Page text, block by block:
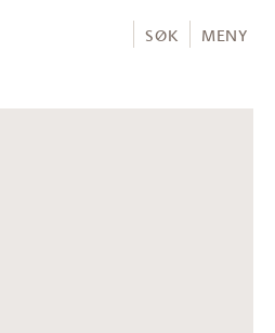
SØK MENY